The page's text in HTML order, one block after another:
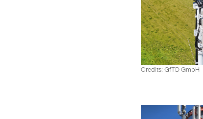
Credits: GfTD GmbH